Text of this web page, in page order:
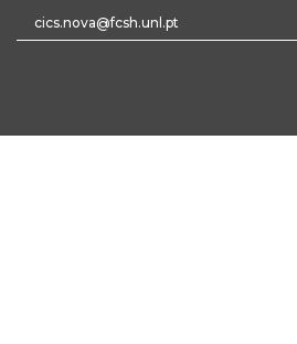
cics.nova@fcsh.unl.pt